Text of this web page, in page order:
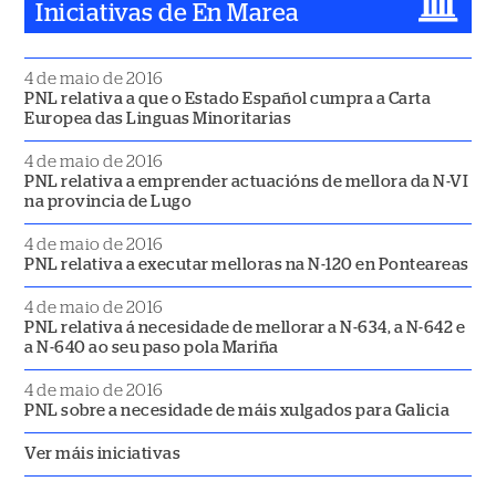
Iniciativas de En Marea
4 de maio de 2016
PNL relativa a que o Estado Español cumpra a Carta
Europea das Linguas Minoritarias
4 de maio de 2016
PNL relativa a emprender actuacións de mellora da N-VI
na provincia de Lugo
4 de maio de 2016
PNL relativa a executar melloras na N-120 en Ponteareas
4 de maio de 2016
PNL relativa á necesidade de mellorar a N-634, a N-642 e
a N-640 ao seu paso pola Mariña
4 de maio de 2016
PNL sobre a necesidade de máis xulgados para Galicia
Ver máis iniciativas